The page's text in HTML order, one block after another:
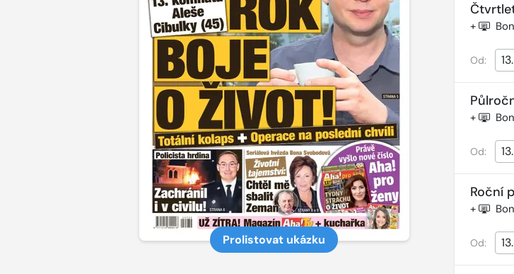
Prolistovat ukázku
+
Od:
+
Od:
Roční
+
Od: